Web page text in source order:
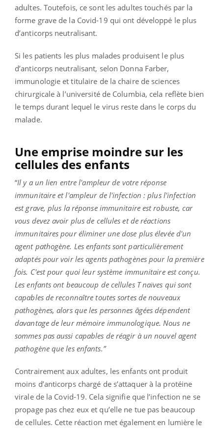
adultes. Toutefois, ce sont les adultes touchés par la
forme grave de la Covid-19 qui ont développé le plus
d’anticorps neutralisant.
Si les patients les plus malades produisent le plus
d’anticorps neutralisant, selon Donna Farber,
immunologie et titulaire de la chaire de sciences
chirurgicale à l’université de Columbia, cela reflète bien
le temps durant lequel le virus reste dans le corps du
malade.
Une emprise moindre sur les
cellules des enfants
“Il y a un lien entre l'ampleur de votre réponse
immunitaire et l'ampleur de l'infection : plus l'infection
est grave, plus la réponse immunitaire est robuste, car
vous devez avoir plus de cellules et de réactions
immunitaires pour éliminer une dose plus élevée d'un
agent pathogène. Les enfants sont particulièrement
adaptés pour voir les agents pathogènes pour la première
fois. C'est pour quoi leur système immunitaire est conçu.
Les enfants ont beaucoup de cellules T naïves qui sont
capables de reconnaître toutes sortes de nouveaux
pathogènes, alors que les personnes âgées dépendent
davantage de leur mémoire immunologique. Nous ne
sommes pas aussi capables de réagir à un nouvel agent
pathogène que les enfants.”
Contrairement aux adultes, les enfants ont produit
moins d’anticorps chargé de s’attaquer à la protéine
virale de la Covid-19. Cela signifie que l’infection ne se
propage pas chez eux et qu’elle ne tue pas beaucoup
de cellules. Cette réaction met également en lumière le